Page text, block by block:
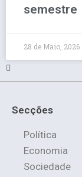
semestre
28 de Maio, 2026
Secções
Política
Economia
Sociedade